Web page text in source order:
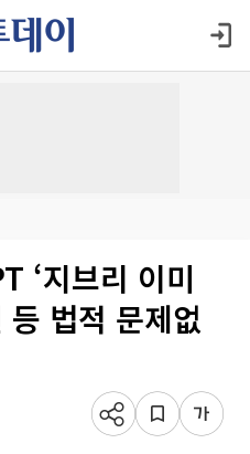
‘지브리 이미
법적 문제없